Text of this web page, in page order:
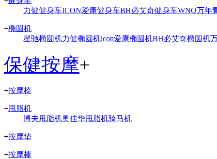
力健健身车ICON爱康健身车BH必艾奇健身车WNQ万年
+椭圆机
星驰椭圆机力健椭圆机icon爱康椭圆机BH必艾奇椭圆机
保健按摩+
+按摩椅
+甩脂机
博夫甩脂机奥佳华甩脂机骑马机
+按摩垫
+按摩棒